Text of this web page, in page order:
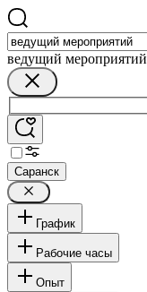
ведущий мероприятий
Саранск
График
Рабочие часы
Опыт